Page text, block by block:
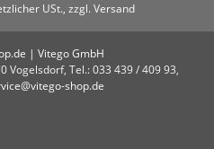
USt., zzgl.Versand
| Vitego GmbH
Vogelsdorf, Tel.: 033 439 / 409 93,
shop.de